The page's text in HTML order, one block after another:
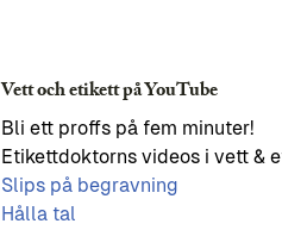
Vett och etikett på YouTube
Bli ett proffs på fem minuter!
Etikettdoktorns videos i vett &
Slips på begravning
Hålla tal